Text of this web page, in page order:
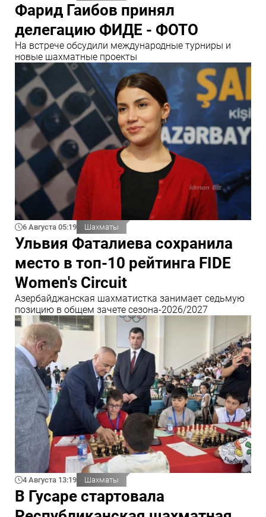
Фарид Гаибов принял
делегацию ФИДЕ - ФОТО
На встрече обсудили международные турниры и
новые шахматные проекты
6 Августа 05:19 Шахматы
Ульвия Фаталиева сохранила
место в топ-10 рейтинга FIDE
Women's Circuit
Азербайджанская шахматистка занимает седьмую
позицию в общем зачете сезона-2026/2027
4 Августа 13:19 Шахматы
В Гусаре стартовала